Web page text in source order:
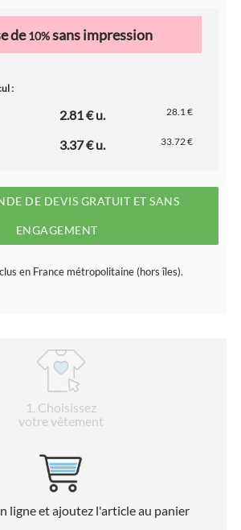
de10%sans impression
:
2.81 € u. 28.1 €
3.37 € u. 33.72 €
DE DEVIS GRATUIT ET SANS
ENGAGEMENT
en France métropolitaine (hors îles).
1 . Choisissez
votre vêtement
ligne et ajoutez l'article au panier